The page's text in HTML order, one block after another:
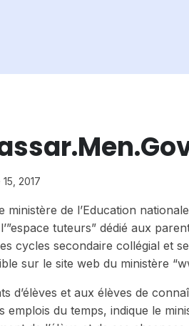
2017
ministère de l’Education
tuteurs” dédié aux
cycles secondaire collégial et
sur le site web du ministère
d’élèves et aux élèves de
emplois du temps, indique le